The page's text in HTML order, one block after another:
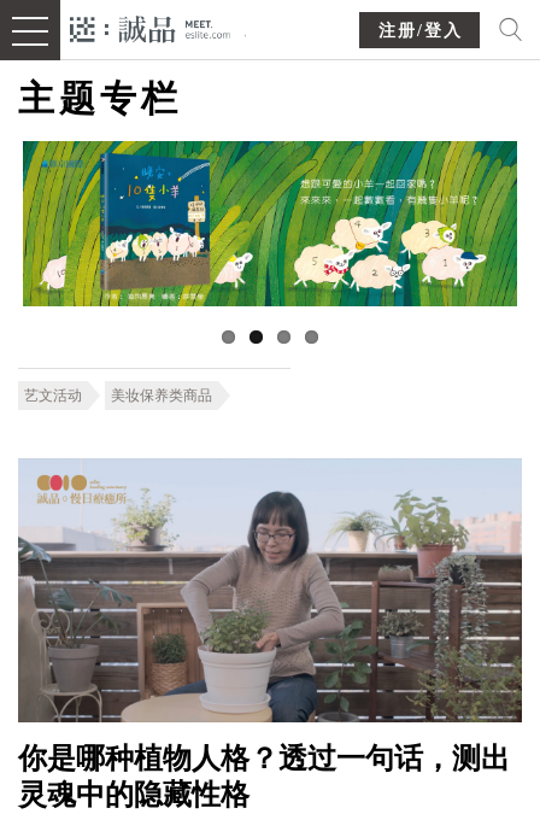
注册/登入
主题专栏
艺文活动 美妆保养类商品
你是哪种植物人格？透过一句话，测出
灵魂中的隐藏性格